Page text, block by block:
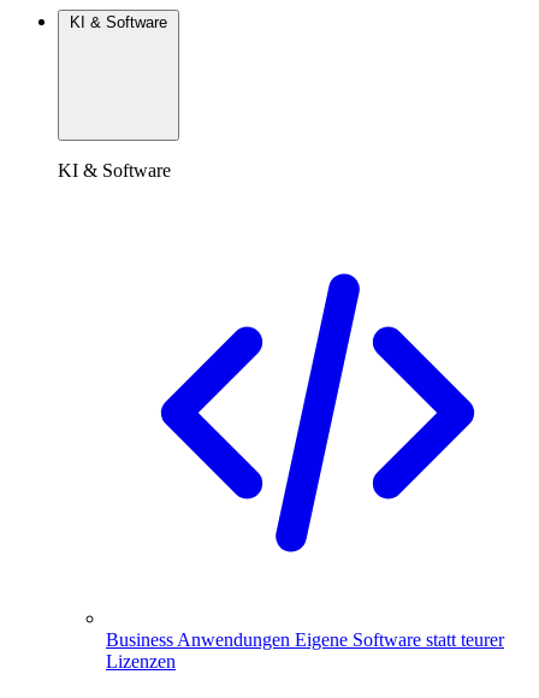
KI & Software
KI & Software
Business Anwendungen Eigene Software statt teurer
Lizenzen